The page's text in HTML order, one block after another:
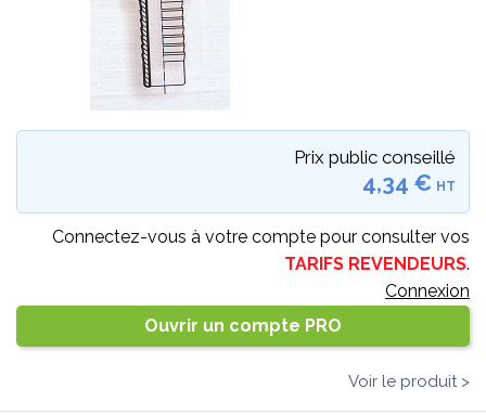
Prix public conseillé
4,34 € HT
Connectez-vous à votre compte pour consulter vos
TARIFS REVENDEURS.
Connexion
Ouvrir un compte PRO
Voir le produit >